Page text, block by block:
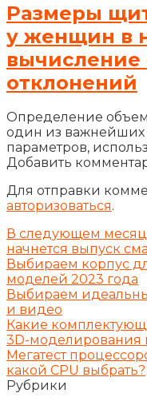
Размеры
у женщин в
отклонений
Определение
один из важнейших
параметров,
Добавить
Для отправки
авторизоваться.
В следующем
начнется выпуск
Выбираем корпус
моделей 2023 года
Выбираем
и видео
Какие
3D-моделирования
Мегатест
какой CPU выбрать?
Рубрики